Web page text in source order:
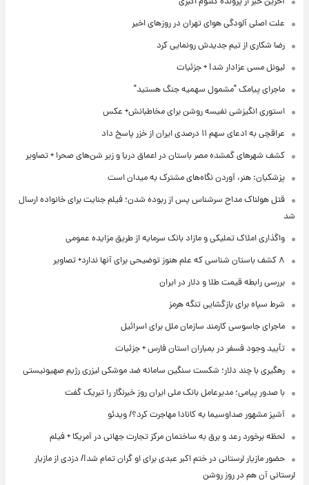
علت اصلی آلودگی هوای تهران در روزهای اخیر
رضا شکاری از تیم جدیدش رونمایی کرد
لیونل مسی عزادار شد! + جزئیات
ماجرای پیامک "مشمول سهمیه جنگ هستید"
استوری انگیزشی نفیسه روشن برای مخاطبانش+ عکس
عراقچی به ادعای سهم ۱۱ درصدی ایران از خزر پاسخ داد
کشف شهرهای گمشده مصر باستان در اعماق دریا و زیر شن‌های صحرا + تصاویر
پزشکیان: هنر، آوردن نگاه‌های مشترک به میدان است
قتل هولناک مداح سرشناس پس از ربوده شدن؛ فیلم جنایت برای خانواده ارسال
شد
واگذاری املاک تملیکی و مازاد بانک سرمایه از طریق مزایده عمومی
۸ کشف باستان شناسی که علم هنوز توضیحی برای آنها ندارد+ تصاویر
بررسی رابطه قیمت طلا و دلار در ایران
شرط سپاه برای بازگشایی تنگه هرمز
ماجرای جاسوسی کارمند سازمان ملل برای اسرائیل
تأیید وجود فسفر در بمباران استان فارس + جزئیات
رهگیری با چند دلار؛ شکست سنگین سامانه ضد موشکی لیزری رژیم صهیونیستی
با صدور پیامی؛ مدیرعامل بانک ملی ایران روز خبرنگار را تبریک گفت
آشپز مشهور صداوسیما به کانادا مهاجرت کرد؟/ ویدئو
لحظه برخورد رعد و برق به ساختمان مرکز تجارت جهانی در آمریکا + فیلم
حضور مازیار لرستانی در ختم اکبر عبدی برای او گران تمام شد!/ دزدی از مازیار
لرستانی آن هم در روز روشن